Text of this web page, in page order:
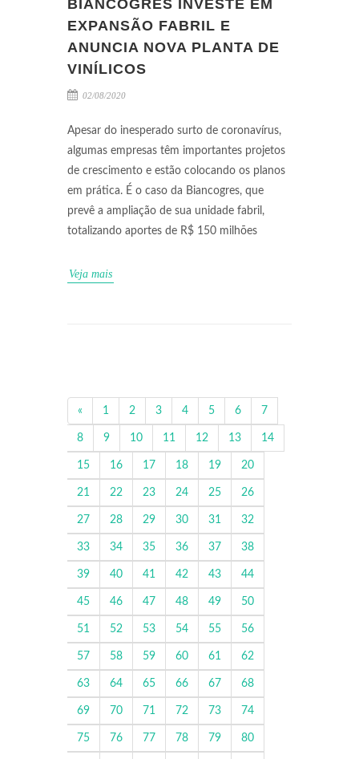
BIANCOGRES INVESTE EM
EXPANSÃO FABRIL E
ANUNCIA NOVA PLANTA DE
VINÍLICOS
02/08/2020
Apesar do inesperado surto de coronavírus,
algumas empresas têm importantes projetos
de crescimento e estão colocando os planos
em prática. É o caso da Biancogres, que
prevê a ampliação de sua unidade fabril,
totalizando aportes de R$ 150 milhões
Veja mais
« 1 2 3 4 5 6 7
8 9 10 11 12 13 14
15 16 17 18 19 20
21 22 23 24 25 26
27 28 29 30 31 32
33 34 35 36 37 38
39 40 41 42 43 44
45 46 47 48 49 50
51 52 53 54 55 56
57 58 59 60 61 62
63 64 65 66 67 68
69 70 71 72 73 74
75 76 77 78 79 80